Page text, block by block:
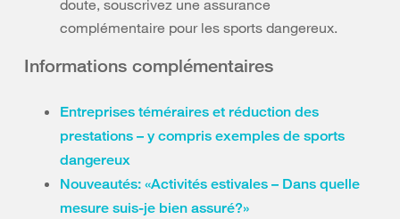
doute, souscrivez une assurance
complémentaire pour les sports dangereux.
Informations complémentaires
Entreprises téméraires et réduction des
prestations – y compris exemples de sports
dangereux
Nouveautés: «Activités estivales – Dans quelle
mesure suis-je bien assuré?»